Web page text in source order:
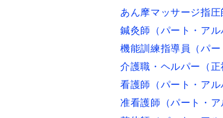
あん摩マッサージ指圧
鍼灸師（パート・アル
機能訓練指導員（パー
介護職・ヘルパー（正
看護師（パート・アル
准看護師（パート・ア